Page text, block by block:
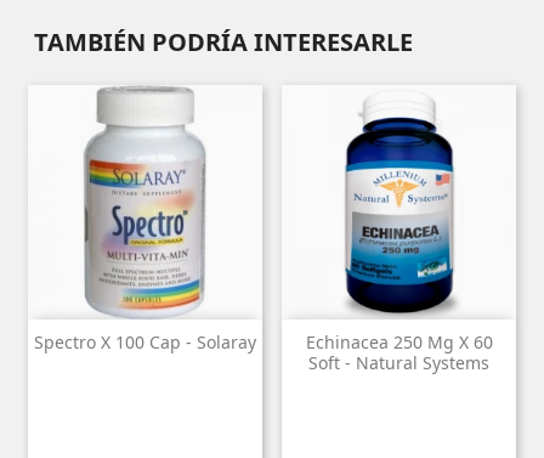
TAMBIÉN PODRÍA INTERESARLE
Spectro X 100 Cap - Solaray
Echinacea 250 Mg X 60
Soft - Natural Systems